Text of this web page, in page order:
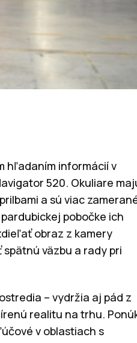
hľadaním informácií v
520. Okuliare
a sú viac
pobočke ich
obraz z kamery
väzbu a rady pri
– vydržia aj pád z
realitu na trhu.
v oblastiach s